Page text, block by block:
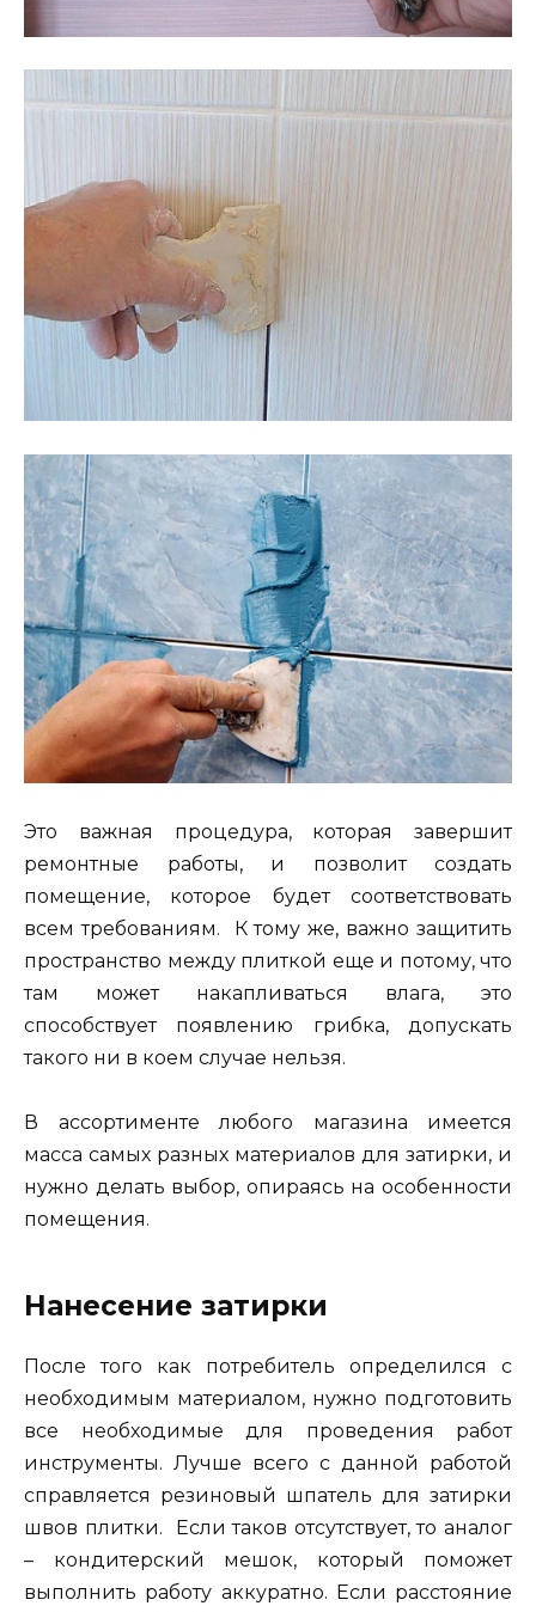
Это важная процедура, которая завершит
ремонтные работы, и позволит создать
помещение, которое будет соответствовать
всем требованиям. К тому же, важно защитить
пространство между плиткой еще и потому, что
там может накапливаться влага, это
способствует появлению грибка, допускать
такого ни в коем случае нельзя.
В ассортименте любого магазина имеется
масса самых разных материалов для затирки, и
нужно делать выбор, опираясь на особенности
помещения.
Нанесение затирки
После того как потребитель определился с
необходимым материалом, нужно подготовить
все необходимые для проведения работ
инструменты. Лучше всего с данной работой
справляется резиновый шпатель для затирки
швов плитки. Если таков отсутствует, то аналог
– кондитерский мешок, который поможет
выполнить работу аккуратно. Если расстояние